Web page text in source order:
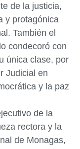
de la justicia,
y protagónica
También el
condecoró con
única clase, por
Judicial en
y la paz
de la
rectora y la
de Monagas,